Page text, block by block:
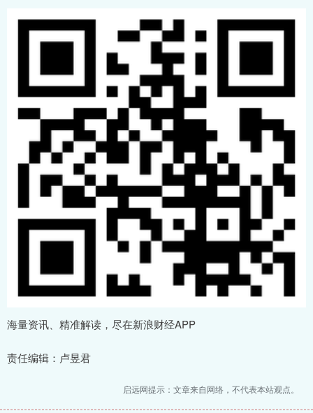
海量资讯、精准解读，尽在新浪财经APP
责任编辑：卢昱君
启远网提示：文章来自网络，不代表本站观点。